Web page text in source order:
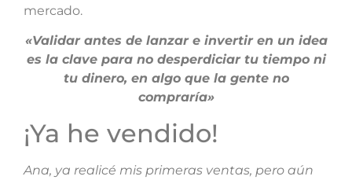
mercado.
«Validar antes de lanzar e invertir en un idea
es la clave para no desperdiciar tu tiempo ni
tu dinero, en algo que la gente no
compraría»
¡Ya he vendido!
Ana, ya realicé mis primeras ventas, pero aún